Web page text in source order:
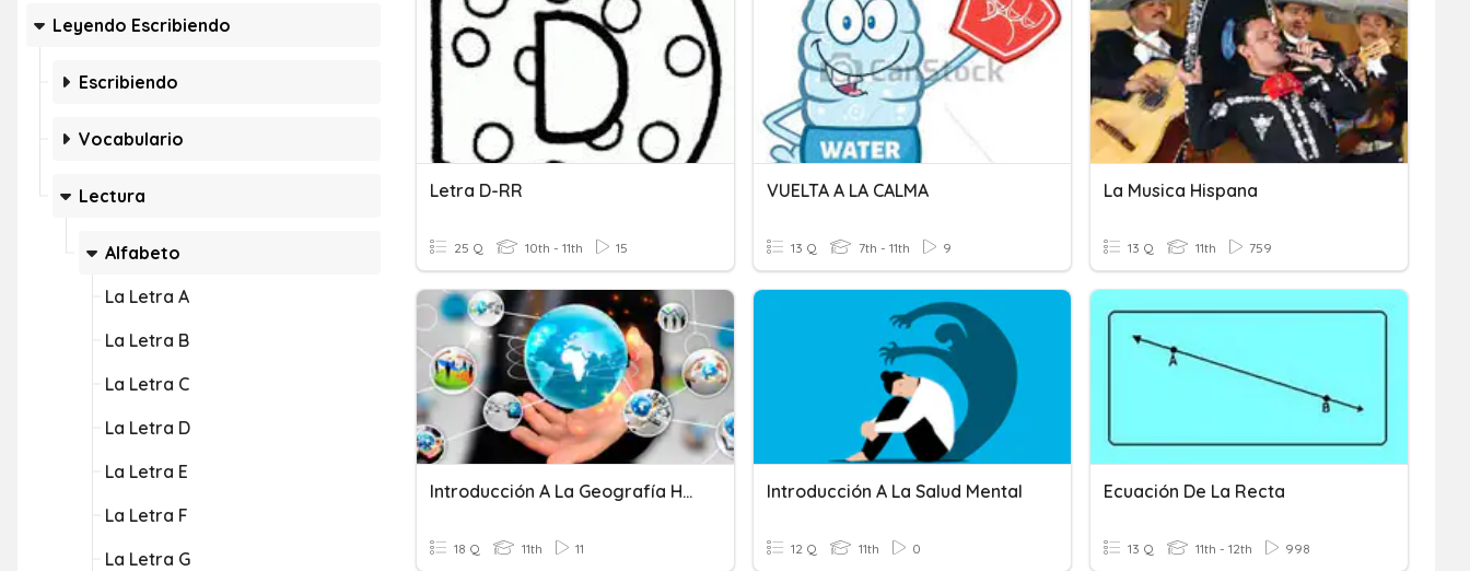
Leyendo Escribiendo
Escribiendo
Vocabulario
Lectura
Alfabeto
La Letra A
La Letra B
La Letra C
La Letra D
La Letra E
La Letra F
La Letra G
Letra D-RR
25 Q 10th - 11th 15
VUELTA A LA CALMA
13 Q 7th - 11th 9
La Musica Hispana
13 Q 11th 759
Introducción A La Geografía Humana
18 Q 11th 11
Introducción A La Salud Mental
12 Q 11th 0
Ecuación De La Recta
13 Q 11th - 12th 998